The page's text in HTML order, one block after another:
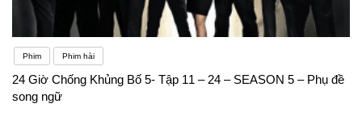
Phim Phim hài
24 Giờ Chống Khủng Bố 5- Tập 11 – 24 – SEASON 5 – Phụ đề
song ngữ